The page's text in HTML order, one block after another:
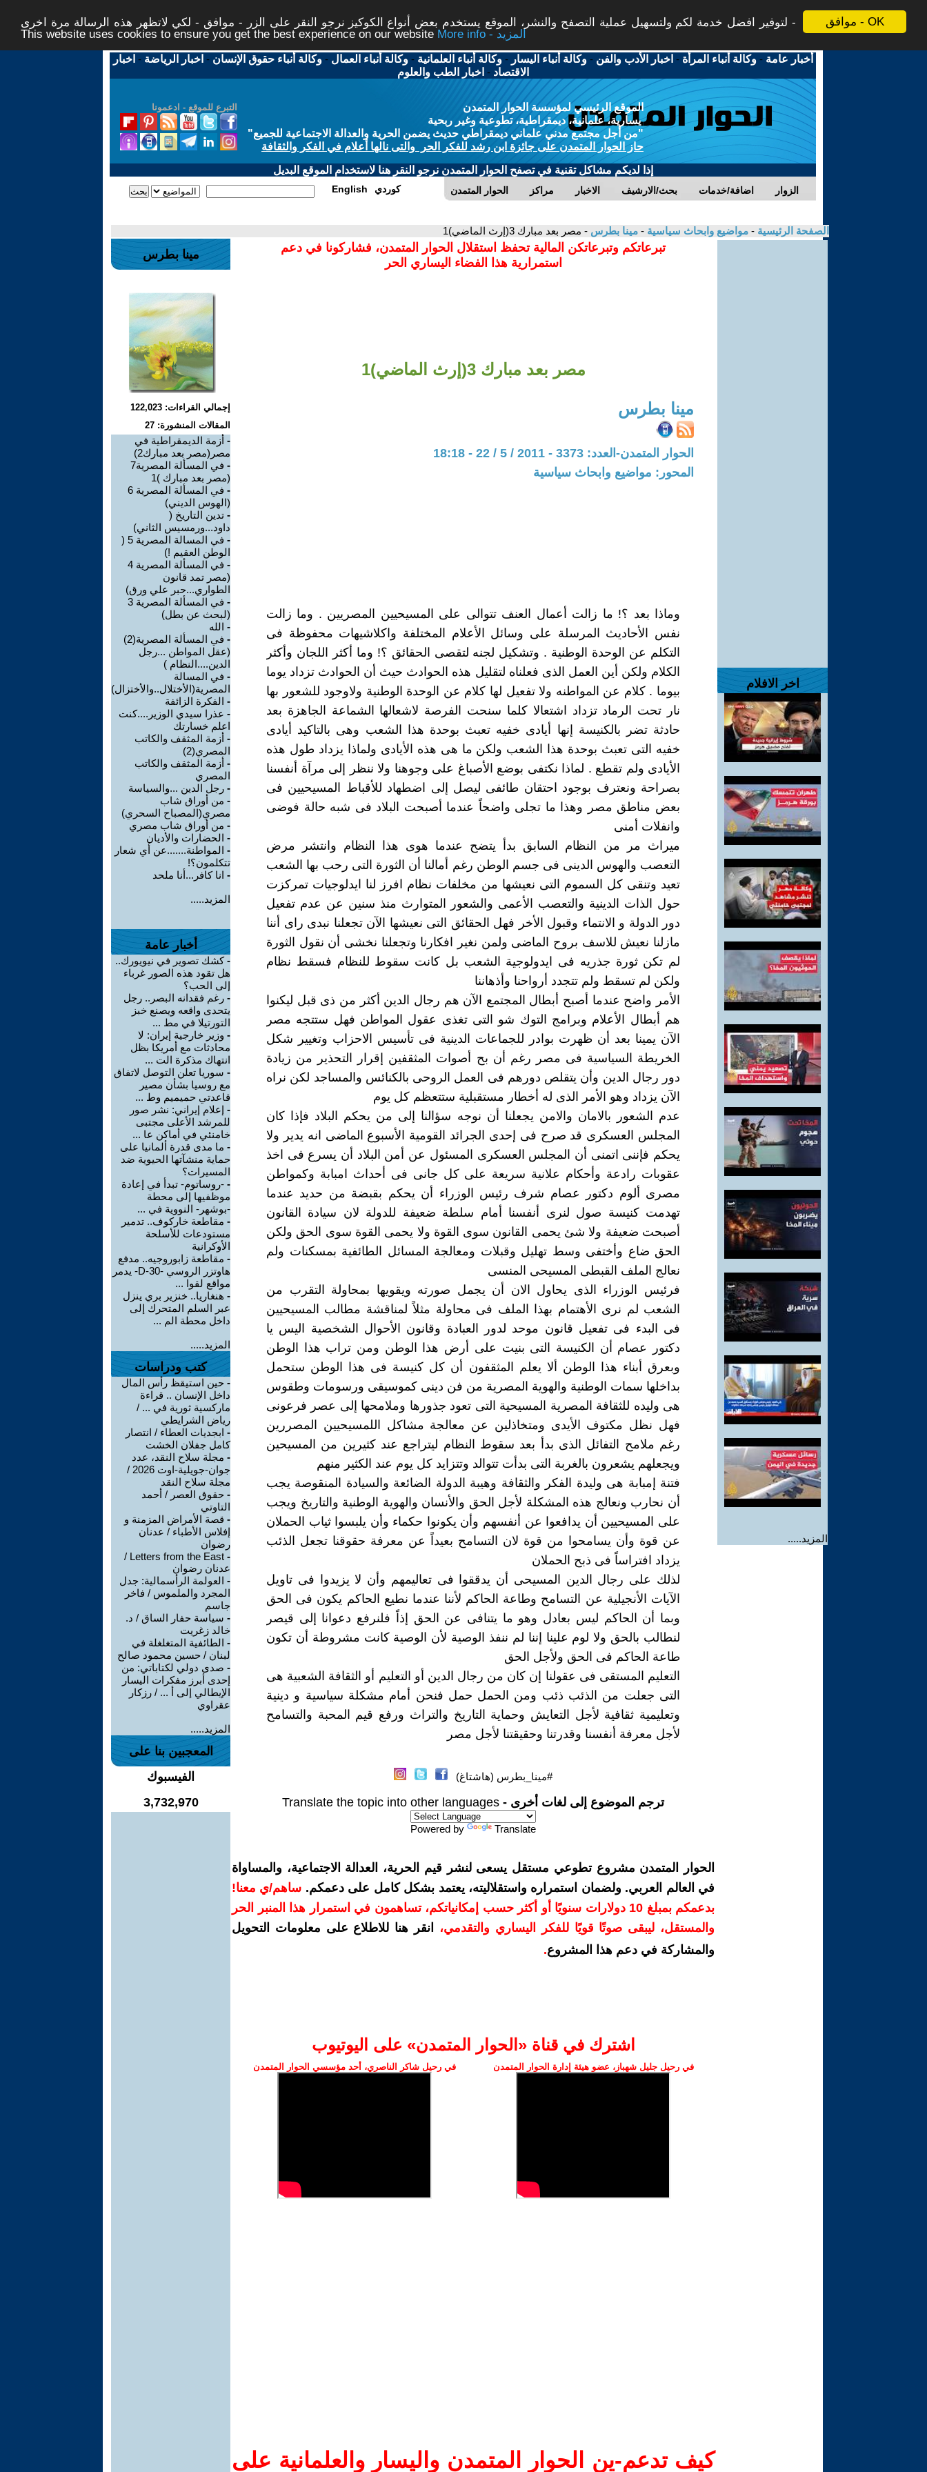
موافق - OK
لتوفير افضل خدمة لكم ولتسهيل عملية التصفح والنشر، الموقع يستخدم بعض أنواع الكوكيز نرجو النقر على الزر - موافق - لكي لاتظهر هذه الرسالة مرة اخرى -
This website uses cookies to ensure you get the best experience on our website
More info - المزيد
أخبار عامة -وكالة أنباء المرأة - اخبار الأدب والفن -وكالة أنباء اليسار -وكالة أنباء العلمانية -وكالة أنباء العمال -وكالة أنباء حقوق الإنسان - اخبار الرياضة - اخبار
الاقتصاد - اخبار الطب والعلوم
التبرع للموقع - ادعمونا
الموقع الرئيسي لمؤسسة الحوار المتمدن
يسارية، علمانية، ديمقراطية، تطوعية وغير ربحية
"من أجل مجتمع مدني علماني ديمقراطي حديث يضمن الحرية والعدالة الاجتماعية للجميع"
حاز الحوار المتمدن على جائزة ابن رشد للفكر الحر والتى نالها أعلام في الفكر والثقافة
إذا لديكم مشاكل تقنية في تصفح الحوار المتمدن نرجو النقر هنا لاستخدام الموقع البديل
الحوار المتمدن مراكز الاخبار بحث/الارشيف اضافة/خدمات الزوار English كوردي
الصفحة الرئيسية - مواضيع وابحاث سياسية - مينا بطرس - مصر بعد مبارك 3(إرث الماضي)1
اخر الافلام
المزيد.....
تبرعاتكم وتبرعاتكن المالية تحفظ استقلال الحوار المتمدن، فشاركونا في دعم
استمرارية هذا الفضاء اليساري الحر
مصر بعد مبارك 3(إرث الماضي)1
مينا بطرس
الحوار المتمدن-العدد: 3373 - 2011 / 5 / 22 - 18:18
المحور: مواضيع وابحاث سياسية
وماذا بعد ؟! ما زالت أعمال العنف تتوالى على المسيحيين المصريين . وما زالت
نفس الأحاديث المرسلة على وسائل الأعلام المختلفة واكلاشيهات محفوظة فى
التكلم عن الوحدة الوطنية . وتشكيل لجنه لتقصى الحقائق ؟! وما أكثر اللجان وأكثر
الكلام ولكن أين العمل الذى فعلناه لتقليل هذه الحوادث حيث أن الحوادث تزداد يوما
بيوما . كلام عن المواطنه ولا تفعيل لها كلام عن الوحدة الوطنية ولاوجود للشعور بها
نار تحت الرماد تزداد اشتعالا كلما سنحت الفرصة لاشعالها الشماعة الجاهزة بعد
حادثة تضر بالكنيسة إنها أيادى خفيه تعبث بوحدة هذا الشعب وهى بالتاكيد أيادى
خفيه التى تعبث بوحدة هذا الشعب ولكن ما هى هذه الأيادى ولماذا يزداد طول هذه
الأيادى ولم تقطع . لماذا نكتفى بوضع الأصباغ على وجوهنا ولا ننظر إلى مرآة أنفسنا
بصراحة ونعترف بوجود احتقان طائفى ليصل إلى اضطهاد للأقباط المسيحيين فى
بعض مناطق مصر وهذا ما تجلى واضحاً عندما أصبحت البلاد فى شبه حالة فوضى
وانفلات أمنى
ميراث مر من النظام السابق بدأ يتضح عندما هوى هذا النظام وانتشر مرض
التعصب والهوس الدينى فى جسم الوطن رغم أمالنا أن الثورة التى رحب بها الشعب
تعيد وتنقى كل السموم التى نعيشها من مخلفات نظام افرز لنا ايدلوجيات تمركزت
حول الذات الدينية والتعصب الأعمى والشعور المتوارث منذ سنين عن عدم تفعيل
دور الدولة و الانتماء وقبول الأخر فهل الحقائق التى نعيشها الآن تجعلنا نبدى راى أننا
مازلنا نعيش للاسف بروح الماضى ولمن نغير افكارنا وتجعلنا نخشى أن نقول الثورة
لم تكن ثورة جذريه فى ايدولوجية الشعب بل كانت سقوط للنظام فسقط نظام
ولكن لم تسقط ولم تتجدد أرواحنا وأذهاننا
الأمر واضح عندما أصبح أبطال المجتمع الآن هم رجال الدين أكثر من ذى قبل ليكنوا
هم أبطال الأعلام وبرامج التوك شو التى تغذى عقول المواطن فهل ستتجه مصر
الآن يمينا بعد أن ظهرت بوادر للجماعات الدينية فى تأسيس الاحزاب وتغيير شكل
الخريطة السياسية فى مصر رغم أن بح أصوات المثقفين إقرار التحذير من زيادة
دور رجال الدين وأن يتقلص دورهم فى العمل الروحى بالكنائس والمساجد لكن نراه
الآن يزداد وهو الأمر الذى له أخطار مستقبلية ستتعظم كل يوم
عدم الشعور بالامان والامن يجعلنا أن نوجه سؤالنا إلى من يحكم البلاد فإذا كان
المجلس العسكرى قد صرح فى إحدى الجرائد القومية الأسبوع الماضى انه يدير ولا
يحكم فإننى اتمنى أن المجلس العسكرى المسئول عن أمن البلاد أن يسرع فى اخذ
عقوبات رادعة وأحكام علانية سريعة على كل جانى فى أحداث امبابة وكمواطن
مصرى ألوم دكتور عصام شرف رئيس الوزراء أن يحكم بقبضة من حديد عندما
تهدمت كنيسة صول لنرى أنفسنا أمام سلطة ضعيفة للدولة لان سيادة القانون
أصبحت ضعيفة ولا شئ يحمى القانون سوى القوة ولا يحمى القوة سوى الحق ولكن
الحق ضاع وأختفى وسط تهليل وقبلات ومعالجة المسائل الطائفية بمسكنات ولم
نعالج الملف القبطى المسيحى المنسى
فرئيس الوزراء الذى يحاول الان أن يجمل صورته ويقويها بمحاولة التقرب من
الشعب لم نرى الأهتمام بهذا الملف فى محاولة مثلاً لمناقشة مطالب المسيحيين
فى البدء فى تفعيل قانون موحد لدور العبادة وقانون الأحوال الشخصية اليس يا
دكتور عصام أن الكنيسة التى بنيت على أرض هذا الوطن ومن تراب هذا الوطن
وبعرق أبناء هذا الوطن ألا يعلم المثقفون أن كل كنيسة فى هذا الوطن ستحمل
بداخلها سمات الوطنية والهوية المصرية من فن دينى كموسيقى ورسومات وطقوس
هى وليده للثقافة المصرية المسيحية التى تعود جذورها وملامحها إلى عصر فرعونى
فهل نظل مكتوف الأيدى ومتخاذلين عن معالجة مشاكل اللمسيحيين المصررين
رغم ملامح التفائل الذى بدأ بعد سقوط النظام ليتراجع عند كثيرين من المسيحين
ويجعلهم يشعرون بالغربة التى بدأت تتوالد وتتزايد كل يوم عند الكثير منهم
فتنة إمبابة هى وليدة الفكر والثقافة وهيبة الدولة الضائعة والسيادة المنقوصة يجب
أن نحارب ونعالج هذه المشكلة لأجل الحق والأنسان والهوية الوطنية والتاريخ ويجب
على المسيحيين أن يدافعوا عن أنفسهم وأن يكونوا حكماء وأن يلبسوا ثياب الحملان
عن قوة وأن يسامحوا من قوة لان التسامح بعيداً عن معرفة حقوقنا تجعل الذئب
يزداد افتراساً فى ذبح الحملان
لذلك على رجال الدين المسيحى أن يدققوا فى تعاليمهم وأن لا يزيدوا فى تاويل
الآيات الأنجيلية عن التسامح وطاعة الحاكم لأننا عندما نطيع الحاكم يكون فى الحق
وبما أن الحاكم ليس بعادل وهو ما يتنافى عن الحق إذاً فلنرفع دعوانا إلى قيصر
لنطالب بالحق ولا لوم علينا إننا لم ننفذ الوصية لأن الوصية كانت مشروطة أن تكون
طاعة الحاكم فى الحق ولأجل الحق
التعليم المستقى فى عقولنا إن كان من رجال الدين أو التعليم أو الثقافة الشعبية هى
التى جعلت من الذئب ذئب ومن الحمل حمل فنحن أمام مشكلة سياسية و دينية
وتعليمية ثقافية لأجل التعايش وحماية التاريخ والتراث ورفع قيم المحبة والتسامح
لأجل معرفة أنفسنا وقدرتنا وحقيقتنا لأجل مصر
#مينا_بطرس (هاشتاغ)
ترجم الموضوع إلى لغات أخرى - Translate the topic into other languages
Powered by Translate
الحوار المتمدن مشروع تطوعي مستقل يسعى لنشر قيم الحرية، العدالة الاجتماعية، والمساواة
في العالم العربي. ولضمان استمراره واستقلاليته، يعتمد بشكل كامل على دعمكم. ساهم/ي معنا!
بدعمكم بمبلغ 10 دولارات سنويًا أو أكثر حسب إمكانياتكم، تساهمون في استمرار هذا المنبر الحر
والمستقل، ليبقى صوتًا قويًا للفكر اليساري والتقدمي،
انقر هنا للاطلاع على معلومات التحويل
والمشاركة في دعم هذا المشروع.
اشترك في قناة ‫«الحوار المتمدن» على اليوتيوب
في رحيل جليل شهباز، عضو هيئة إدارة الحوار المتمدن في رحيل شاكر الناصري، أحد مؤسسي الحوار المتمدن
كيف تدعم-ين الحوار المتمدن واليسار والعلمانية على
مينا بطرس
إجمالي القراءات: 122,023
المقالات المنشورة: 27
- أزمة الديمقراطية في
مصر(مصر بعد مبارك2)
-
في المسألة المصرية7
(مصر بعد مبارك )1
-
في المسألة المصرية 6
(الهوس الديني)
- تدين التاريخ (
داود...ورمسيس الثاني)
-
في المسالة المصرية 5 (
الوطن العقيم !)
-
في المسألة المصرية 4
(مصر تمد قانون
الطواري...حبر علي ورق)
-
في المسألة المصرية 3
(لبحث عن بطل)
- الله
-
في المسألة المصرية(2)
(عقل المواطن ...رجل
الدين....النظام )
- في المسالة
المصرية(الأختلال..والأختزال)
- الفكرة الزائفة
- عذرا سيدي الوزير....كنت
اعلم خسارتك
- أزمة المثقف والكاتب
المصري(2)
- أزمة المثقف والكاتب
المصري
- رجل الدين ...والسياسة
- من أوراق شاب
مصري(المصباح السحري)
- من أوراق شاب مصري
- الحضارات والأديان
- المواطنة.......عن أي شعار
تتكلمون؟!
- انا كافر...أنا ملحد
المزيد.....
أخبار عامة
-كشك تصوير في نيويورك..
هل تقود هذه الصور غرباء
إلى الحب؟
- رغم فقدانه البصر.. رجل
يتحدى واقعه ويصنع خبز
التورتيلا في مط ...
- وزير خارجية إيران: لا
محادثات مع أمريكا بظل
انتهاك مذكرة الت ...
- سوريا تعلن التوصل لاتفاق
مع روسيا بشأن مصير
قاعدتي حميميم وط ...
- إعلام إيراني: نشر صور
للمرشد الأعلى مجتبى
خامنئي في أماكن عا ...
- ما مدى قدرة ألمانيا على
حماية منشآتها الحيوية ضد
المسيرات؟
- -روساتوم- تبدأ في إعادة
موظفيها إلى محطة
-بوشهر- النووية في ...
- مقاطعة خاركوف.. تدمير
مستودعات للأسلحة
الأوكرانية
- مقاطعة زابوروجيه.. مدفع
هاوتزر الروسي -D-30- يدمر
مواقع لقوا ...
- هنغاريا.. خنزير بري ينزل
عبر السلم المتحرك إلى
داخل محطة الم ...
المزيد.....
كتب ودراسات
- حين استيقظ رأس المال
داخل الإنسان .. قراءة
ماركسية ثورية في ... /
رياض الشرايطي
- ابجديات العطاء / انتصار
كامل جفلان الخشت
- مجلة سلاح النقد، عدد
جوان-جويلية-اوت 2026 /
مجلة سلاح النقد
- حقوق العصر / أحمد
التاوتي
- قصة الأمراض المزمنة و
إفلاس الأطباء / عدنان
رضوان
-
Letters from the East /
عدنان رضوان
- العولمة الرأسمالية: جدل
المجرد والملموس / فاخر
جاسم
- سياسة حفار الساق / د.
خالد زغريت
- الطائفية المتغلغلة في
لبنان / حسين محمود صالح
- صدى دولي لكتاباتي: من
إحدى أبرز مفكرات اليسار
الإيطالي إلى أ ... / رزكار
عقراوي
المزيد.....
المعجبين بنا على
الفيسبوك
3,732,970